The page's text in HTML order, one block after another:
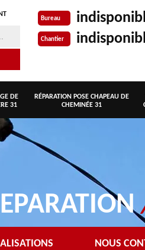
Bureau
Chantier
DE
31
RÉPARATION POSE CHAPEAU DE
CHEMINÉE 31
NOUS